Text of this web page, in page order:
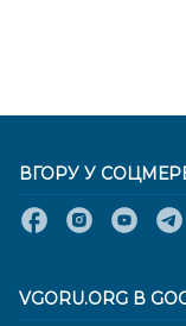
ВГОРУ У
VGORU.ORG В